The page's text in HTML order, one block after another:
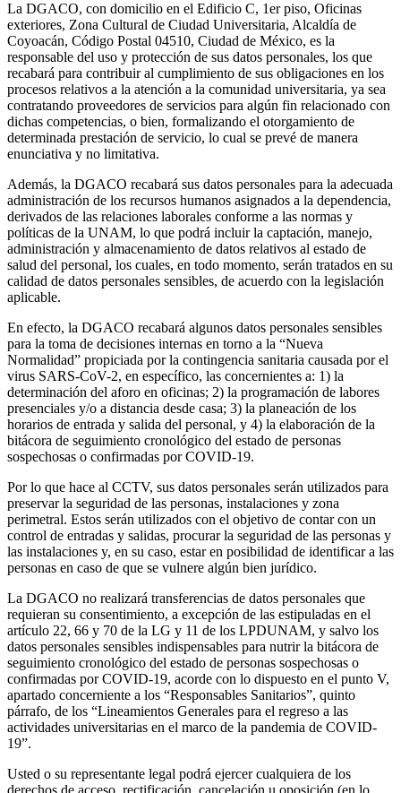
La DGACO, con domicilio en el Edificio C, 1er piso, Oficinas
exteriores, Zona Cultural de Ciudad Universitaria, Alcaldía de
Coyoacán, Código Postal 04510, Ciudad de México, es la
responsable del uso y protección de sus datos personales, los que
recabará para contribuir al cumplimiento de sus obligaciones en los
procesos relativos a la atención a la comunidad universitaria, ya sea
contratando proveedores de servicios para algún fin relacionado con
dichas competencias, o bien, formalizando el otorgamiento de
determinada prestación de servicio, lo cual se prevé de manera
enunciativa y no limitativa.
Además, la DGACO recabará sus datos personales para la adecuada
administración de los recursos humanos asignados a la dependencia,
derivados de las relaciones laborales conforme a las normas y
políticas de la UNAM, lo que podrá incluir la captación, manejo,
administración y almacenamiento de datos relativos al estado de
salud del personal, los cuales, en todo momento, serán tratados en su
calidad de datos personales sensibles, de acuerdo con la legislación
aplicable.
En efecto, la DGACO recabará algunos datos personales sensibles
para la toma de decisiones internas en torno a la “Nueva
Normalidad” propiciada por la contingencia sanitaria causada por el
virus SARS-CoV-2, en específico, las concernientes a: 1) la
determinación del aforo en oficinas; 2) la programación de labores
presenciales y/o a distancia desde casa; 3) la planeación de los
horarios de entrada y salida del personal, y 4) la elaboración de la
bitácora de seguimiento cronológico del estado de personas
sospechosas o confirmadas por COVID-19.
Por lo que hace al CCTV, sus datos personales serán utilizados para
preservar la seguridad de las personas, instalaciones y zona
perimetral. Estos serán utilizados con el objetivo de contar con un
control de entradas y salidas, procurar la seguridad de las personas y
las instalaciones y, en su caso, estar en posibilidad de identificar a las
personas en caso de que se vulnere algún bien jurídico.
La DGACO no realizará transferencias de datos personales que
requieran su consentimiento, a excepción de las estipuladas en el
artículo 22, 66 y 70 de la LG y 11 de los LPDUNAM, y salvo los
datos personales sensibles indispensables para nutrir la bitácora de
seguimiento cronológico del estado de personas sospechosas o
confirmadas por COVID-19, acorde con lo dispuesto en el punto V,
apartado concerniente a los “Responsables Sanitarios”, quinto
párrafo, de los “Lineamientos Generales para el regreso a las
actividades universitarias en el marco de la pandemia de COVID-
19”.
Usted o su representante legal podrá ejercer cualquiera de los